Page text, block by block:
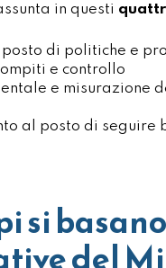
in questi
di politiche e
e controllo
e misurazione
al posto di seguire
si
del